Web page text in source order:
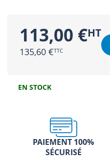
113,00 €
135,60 €
EN STOCK
PAIEMENT 100%
SÉCURISÉ